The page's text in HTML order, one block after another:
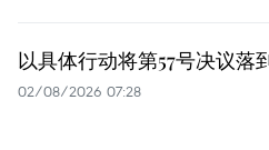
以具体行动将第57号决议落
02/08/2026 07:28